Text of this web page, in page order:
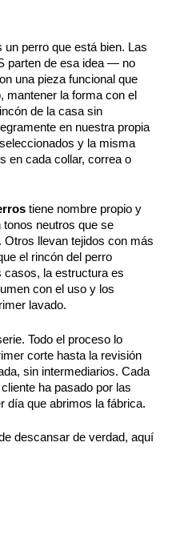
perro que está bien. Las
parten de esa idea — no
una pieza funcional que
mantener la forma con el
de la casa sin
en nuestra propia
y la misma
en cada collar, correa o
tiene nombre propio y
tonos neutros que se
Otros llevan tejidos con más
el rincón del perro
casos, la estructura es
con el uso y los
lavado.
Todo el proceso lo
corte hasta la revisión
sin intermediarios. Cada
ha pasado por las
día que abrimos la fábrica.
descansar de verdad, aquí